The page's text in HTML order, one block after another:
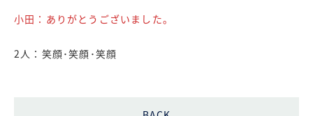
小田：ありがとうございました。
2人：笑顔･笑顔･笑顔